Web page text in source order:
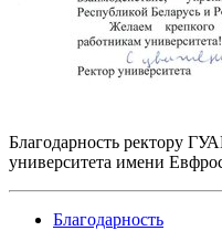
Благодарность ректору
университета имени
Благодарность